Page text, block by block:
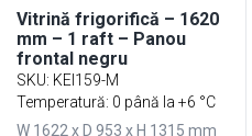
Vitrină frigorifică – 1620
mm – 1 raft – Panou
frontal negru
SKU: KEI159-M
Temperatură: 0 până la +6 °C
W 1622 x D 953 x H 1315 mm